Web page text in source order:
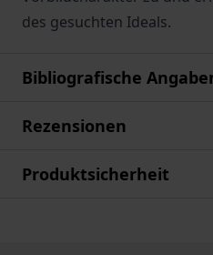
des gesuchten Ideals.
Bibliografische
Rezensionen
Produktsicherheit